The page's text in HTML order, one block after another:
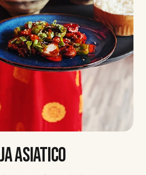
ASIATICO